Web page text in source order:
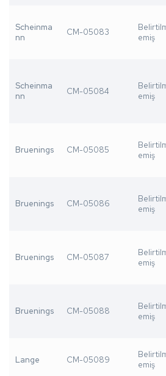
Scheinma
nn
CM-05083
emiş
Scheinma
nn
CM-05084
emiş
Bruenings CM-05085
emiş
Bruenings CM-05086
emiş
Bruenings CM-05087
emiş
Bruenings CM-05088
emiş
Lange CM-05089
emiş